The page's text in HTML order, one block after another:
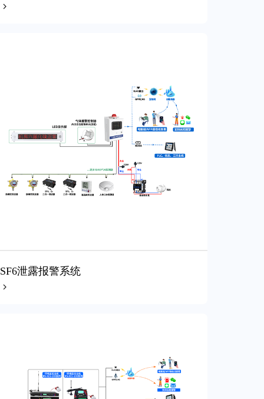
SF6泄露报警系统